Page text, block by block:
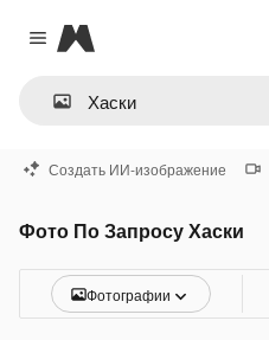
Close menu
Magnific
Создать ИИ-изображение
Фото По Запросу Хаски
Фотографии